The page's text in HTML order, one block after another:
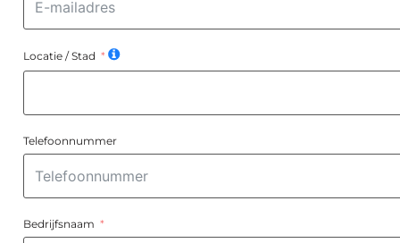
Locatie / Stad
Telefoonnummer
Bedrijfsnaam